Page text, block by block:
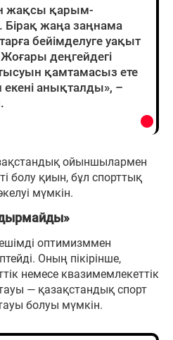
жақсы қарым-
жаңа заңнама
бейімделуге уақыт
деңгейдегі
қамтамасыз ете
анықталды», –
ойыншылармен
болу қиын, бұл спорттық
мүмкін.
оптимизммен
Оның пікірінше,
немесе квазимемлекеттік
— қазақстандық спорт
болуы мүмкін.